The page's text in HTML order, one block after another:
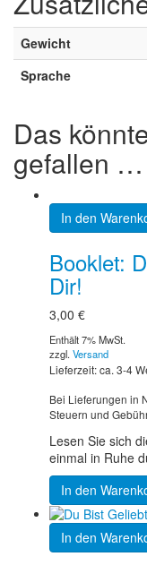
Gewicht
Sprache
Das
gefallen …
In den
Booklet:
Dir!
3,00 €
Enthält 7% MwSt.
zzgl. Versand
Lieferzeit: ca. 3-4
Bei Lieferungen in
Steuern und
Lesen Sie sich
einmal in Ruhe
In den
In den